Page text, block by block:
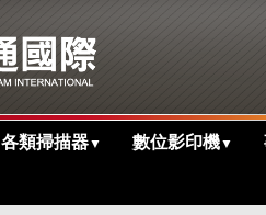
各類掃描器▼ 數位影印機▼